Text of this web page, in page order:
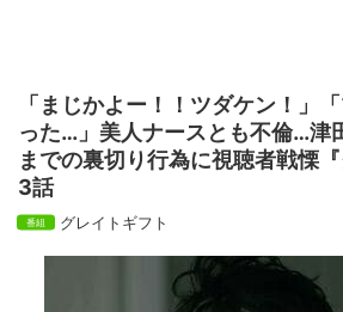
「まじかよー！！ツダケン！」
った…」美人ナースとも不倫…津
までの裏切り行為に視聴者戦慄『
3話
グレイトギフト